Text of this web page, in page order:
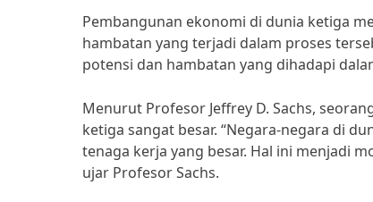
Pembangunan ekonomi di dunia ketiga
hambatan yang terjadi dalam proses
potensi dan hambatan yang dihadapi
Menurut Profesor Jeffrey D. Sachs,
ketiga sangat besar. “Negara-negara di
tenaga kerja yang besar. Hal ini menjadi
ujar Profesor Sachs.